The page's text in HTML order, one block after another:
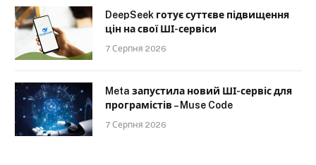
DeepSeek готує суттєве підвищення
цін на свої ШІ-сервіси
7 Серпня 2026
Meta запустила новий ШІ-сервіс для
програмістів – Muse Code
7 Серпня 2026